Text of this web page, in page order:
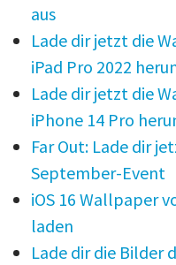
aus
Lade dir jetzt die
iPad Pro 2022
Lade dir jetzt die
iPhone 14 Pro
Far Out: Lade dir
September-Event
iOS 16 Wallpaper
laden
Lade dir die Bilder